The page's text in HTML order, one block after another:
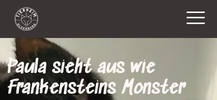
Paula sieht aus wie
Frankensteins Monster